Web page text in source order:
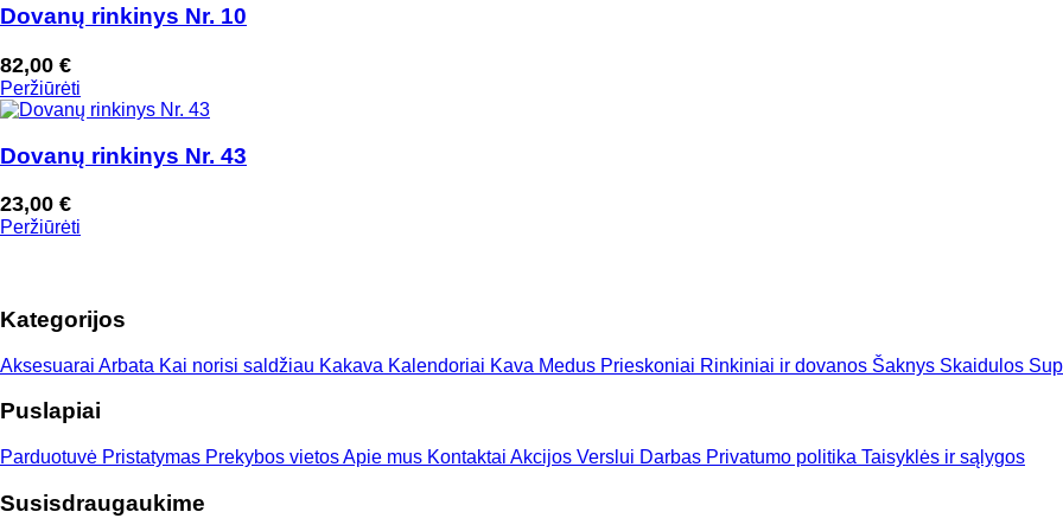
Dovanų rinkinys Nr. 10
82,00 €
Peržiūrėti
Dovanų rinkinys Nr. 43
23,00 €
Peržiūrėti
Kategorijos
Aksesuarai Arbata Kai norisi saldžiau Kakava Kalendoriai Kava Medus Prieskoniai Rinkiniai ir dovanos Šaknys Skaidulos
Puslapiai
Parduotuvė Pristatymas Prekybos vietosApie mus Kontaktai Akcijos Verslui Darbas Privatumo politika Taisyklės ir sąlygos
Susisdraugaukime